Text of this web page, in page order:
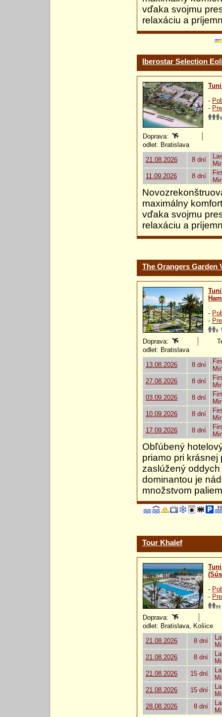
vďaka svojmu
relaxáciu a
Iberostar Selection
-
-
Doprava:
odlet: Bratislava
21.08.2026
8 dní
11.09.2026
8 dní
maximálny
vďaka svojmu
relaxáciu a
The Orangers Garden
-
-
Doprava:
odlet: Bratislava
13.08.2026
8 dní
27.08.2026
8 dní
03.09.2026
8 dní
10.09.2026
8 dní
17.09.2026
8 dní
Obľúbený
priamo pri krásnej
zaslúžený
dominantou je
množstvom
Tour Khalef
-
-
Doprava:
odlet: Bratislava, Košice
21.08.2026
8 dní
21.08.2026
8 dní
21.08.2026
15 dní
21.08.2026
15 dní
28.08.2026
8 dní